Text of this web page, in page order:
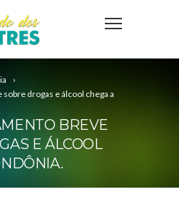
drogas e álcool chega a
BREVE
E ÁLCOOL